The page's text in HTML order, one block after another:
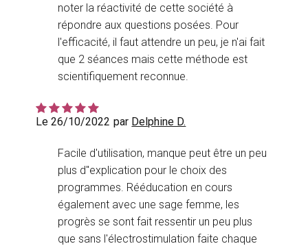
noter la réactivité de cette société à
répondre aux questions posées. Pour
l'efficacité, il faut attendre un peu, je n'ai fait
que 2 séances mais cette méthode est
scientifiquement reconnue.
Le 26/10/2022 par Delphine D.
Facile d'utilisation, manque peut être un peu
plus d''explication pour le choix des
programmes. Rééducation en cours
également avec une sage femme, les
progrès se sont fait ressentir un peu plus
que sans l'électrostimulation faite chaque